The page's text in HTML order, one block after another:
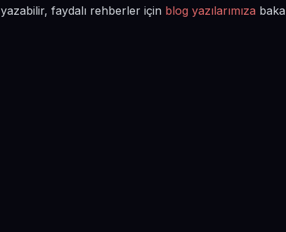
yazabilir, faydalı rehberler için blog yazılarımıza